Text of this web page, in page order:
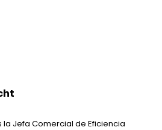
Jefa Comercial de Eficiencia